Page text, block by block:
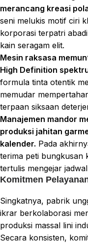
merancang kreasi
seni melukis motif ciri
korporasi terpatri
kain seragam elit.
Mesin raksasa
High Definition
formula tinta otentik
memudar
terpaan siksaan
Manajemen mandor
produksi jahitan
kalender. Pada
terima peti bungkusan
tertulis mengejar
Komitmen
Singkatnya, pabrik
ikrar berkolaborasi
produksi massal lini
Secara konsisten,